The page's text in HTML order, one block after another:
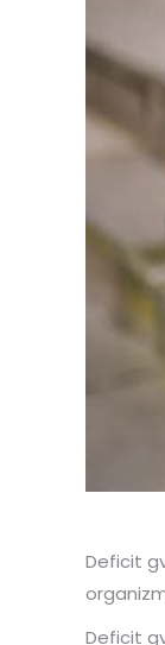
Deficit
Deficit